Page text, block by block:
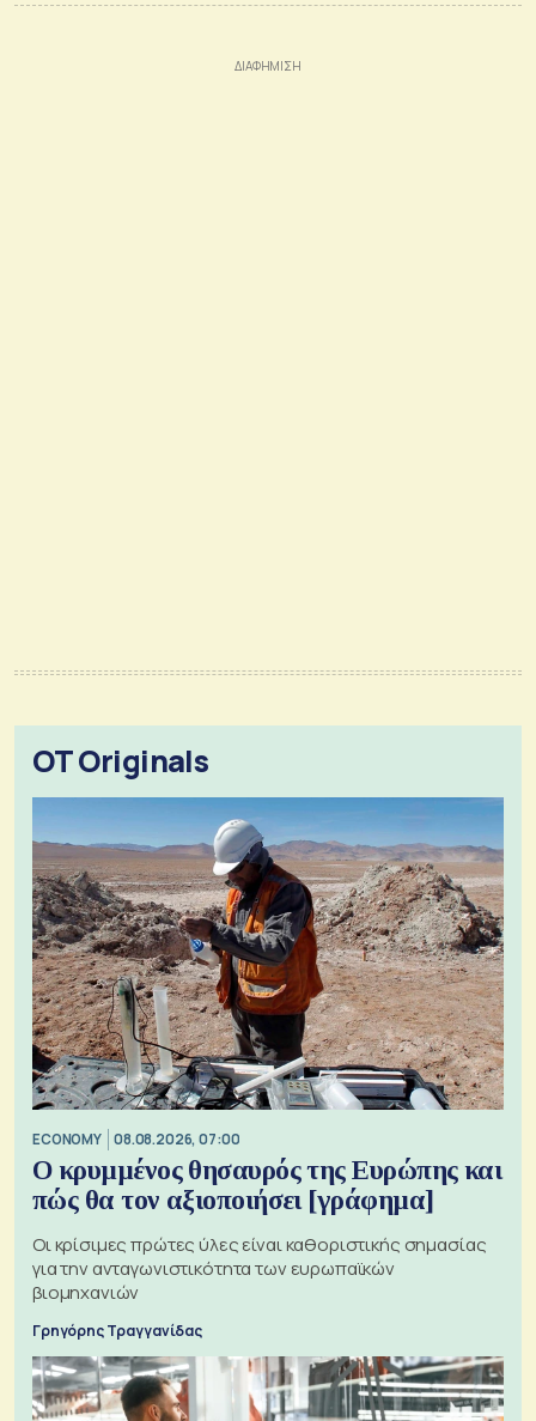
OT Originals
ECONOMY 08.08.2026, 07:00
Ο κρυμμένος θησαυρός της Ευρώπης και
πώς θα τον αξιοποιήσει [γράφημα]
Οι κρίσιμες πρώτες ύλες είναι καθοριστικής σημασίας
για την ανταγωνιστικότητα των ευρωπαϊκών
βιομηχανιών
Γρηγόρης Τραγγανίδας